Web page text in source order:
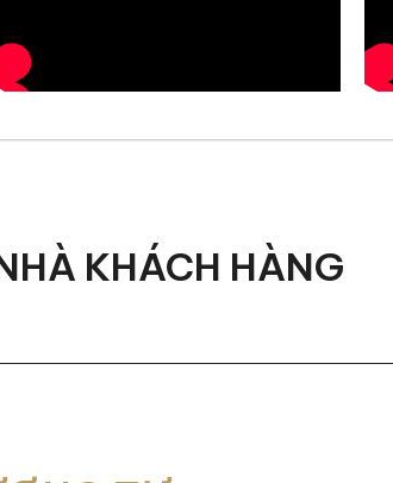
tự nhiên, không gây mỏi lưng hay vai
KHÁCH HÀNG